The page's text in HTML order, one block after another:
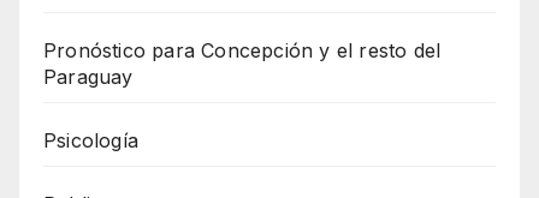
Pronóstico para Concepción y el resto del
Paraguay
Psicología